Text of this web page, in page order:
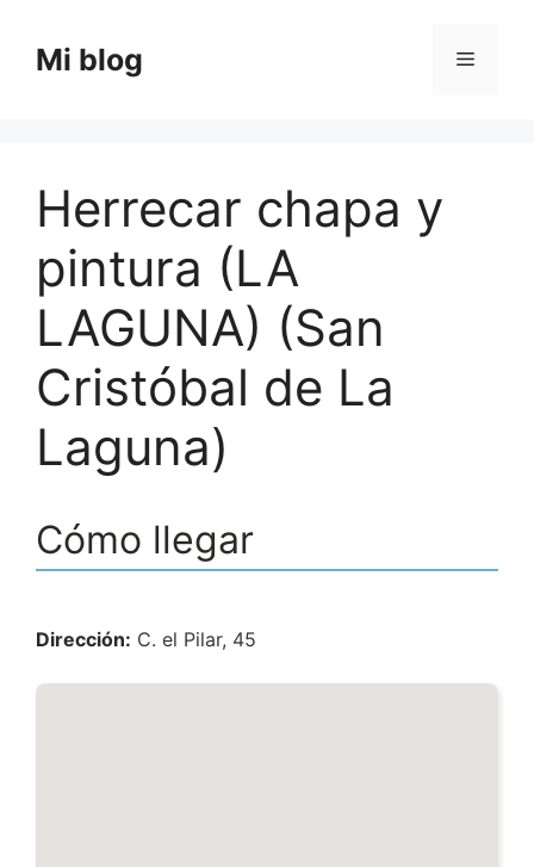
contenido
Mi blog Menú
Herrecar chapa y
pintura (LA
LAGUNA) (San
Cristóbal de La
Laguna)
Cómo llegar
Dirección: C. el Pilar, 45